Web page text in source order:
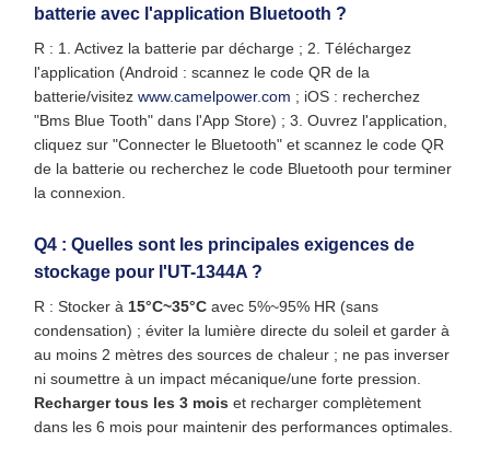
batterie avec l'application Bluetooth ?
R : 1. Activez la batterie par décharge ; 2. Téléchargez
l'application (Android : scannez le code QR de la
batterie/visitez www.camelpower.com ; iOS : recherchez
"Bms Blue Tooth" dans l'App Store) ; 3. Ouvrez l'application,
cliquez sur "Connecter le Bluetooth" et scannez le code QR
de la batterie ou recherchez le code Bluetooth pour terminer
la connexion.
Q4 : Quelles sont les principales exigences de
stockage pour l'UT-1344A ?
R : Stocker à 15°C~35°C avec 5%~95% HR (sans
condensation) ; éviter la lumière directe du soleil et garder à
au moins 2 mètres des sources de chaleur ; ne pas inverser
ni soumettre à un impact mécanique/une forte pression.
Recharger tous les 3 mois et recharger complètement
dans les 6 mois pour maintenir des performances optimales.